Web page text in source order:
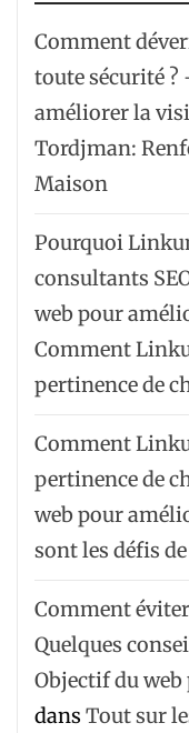
Comment
toute sécurité ?
améliorer la
Tordjman:
Maison
Pourquoi
consultants
web pour
Comment
pertinence de
Comment
pertinence de
web pour
sont les défis
Comment
Quelques
Objectif du
dans Tout sur